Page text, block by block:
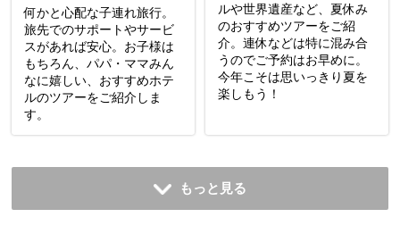
何かと心配な子連れ旅行。
旅先でのサポートやサービ
スがあれば安心。お子様は
もちろん、パパ・ママみん
なに嬉しい、おすすめホテ
ルのツアーをご紹介しま
す。
ルや世界遺産など、夏休み
のおすすめツアーをご紹
介。連休などは特に混み合
うのでご予約はお早めに。
今年こそは思いっきり夏を
楽しもう！
もっと見る